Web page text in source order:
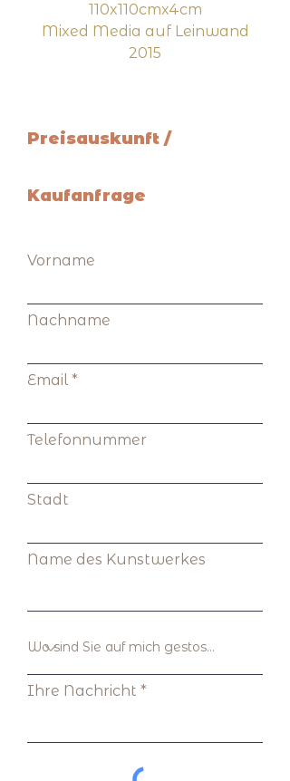
110x110cmx4cm
Mixed Media auf Leinwand
2015
Preisauskunft /
Kaufanfrage
Vorname
Nachname
Email
Telefonnummer
Stadt
Name des Kunstwerkes
Ihre Nachricht